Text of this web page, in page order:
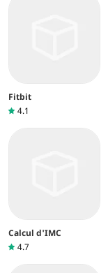
Fitbit
4.1
Calcul d'IMC
4.7